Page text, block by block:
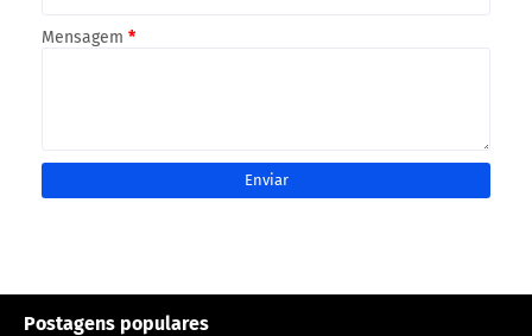
Mensagem *
Postagens populares